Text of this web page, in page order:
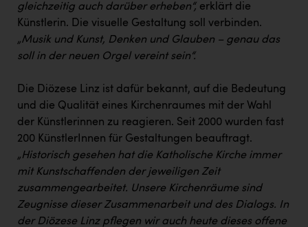
ZULuft - Zukunft Luft Austria
z.l.ö.
Österreichisches Hebammengremium
Wirtschaftskammer OÖ Energiehandel
Dopgas
kunden basics
kontakt
gleichzeitig auch darüber erheben“, erklärt die
Künstlerin. Die visuelle Gestaltung soll verbinden.
„Musik und Kunst, Denken und Glauben – genau das
soll in der neuen Orgel vereint sein“.
Die Diözese Linz ist dafür bekannt, auf die Bedeutung
und die Qualität eines Kirchenraumes mit der Wahl
der Künstlerinnen zu reagieren. Seit 2000 wurden fast
200 KünstlerInnen für Gestaltungen beauftragt.
„Historisch gesehen hat die Katholische Kirche immer
mit Kunstschaffenden der jeweiligen Zeit
zusammengearbeitet. Unsere Kirchenräume sind
Zeugnisse dieser Zusammenarbeit und des Dialogs. In
der Diözese Linz pflegen wir auch heute dieses offene